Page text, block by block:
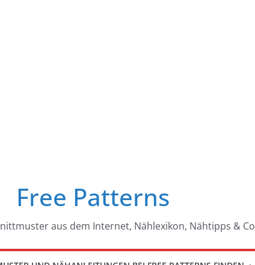
Free Patterns
aus dem Internet, Nählexikon, Nähtipps & Co